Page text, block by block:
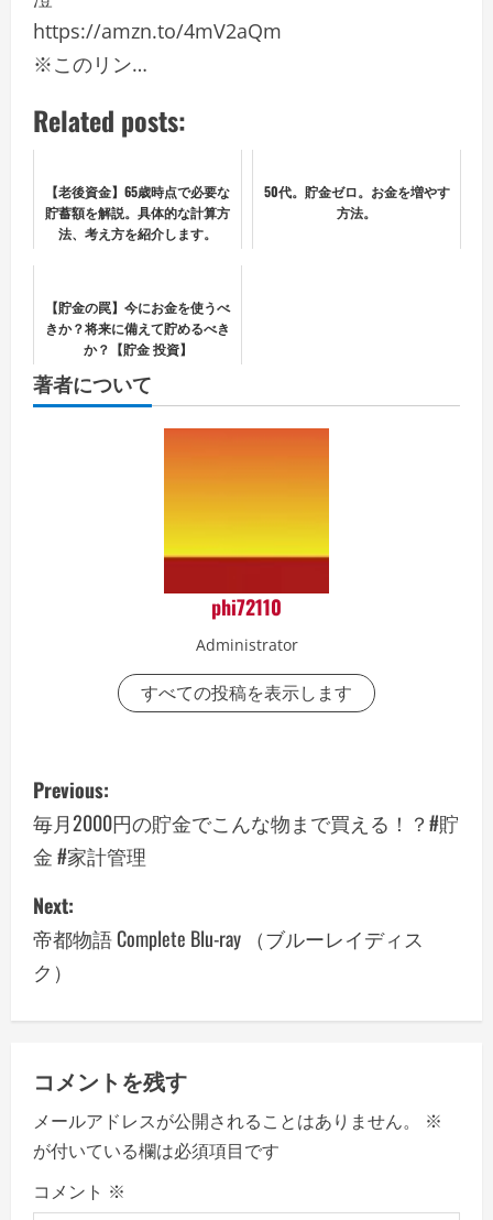
https://amzn.to/4mV2aQm
※このリン…
Related posts:
【老後資金】65歳時点で必要な
貯蓄額を解説。具体的な計算方
法、考え方を紹介します。
50代。貯金ゼロ。お金を増やす
方法。
【貯金の罠】今にお金を使うべ
きか？将来に備えて貯めるべき
か？【貯金 投資】
著者について
phi72110
Administrator
すべての投稿を表示します
P
o
s
t
n
a
i
g
a
Previous:
毎月2000円の貯金でこんな物まで買える！？#貯
金 #家計管理
Next:
帝都物語 Complete Blu-ray （ブルーレイディス
ク）
コメントを残す
メールアドレスが公開されることはありません。
※
が付いている欄は必須項目です
コメント ※